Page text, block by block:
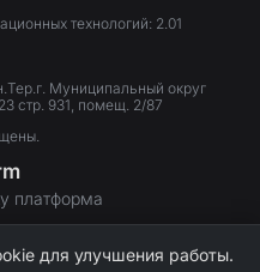
технологий: 2.01
Муниципальный округ
стр. 931, помещ. 2/87
платформа
№14369.
для улучшения работы.